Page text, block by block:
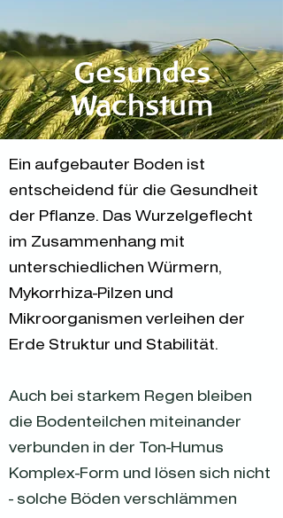
Gesundes
Wachstum
Ein aufgebauter Boden ist
entscheidend für die Gesundheit
der Pflanze. Das Wurzelgeflecht
im Zusammenhang mit
unterschiedlichen Würmern,
Mykorrhiza-Pilzen und
Mikroorganismen verleihen der
Erde Struktur und Stabilität.
Auch bei starkem Regen bleiben
die Bodenteilchen miteinander
verbunden in der Ton-Humus
Komplex-Form und lösen sich nicht
- solche Böden verschlämmen